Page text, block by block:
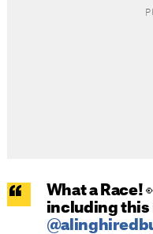
What a Race!
including this